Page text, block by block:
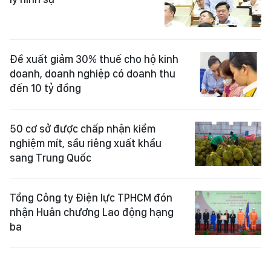
Đề xuất giảm 30% thuế cho hộ kinh
doanh, doanh nghiệp có doanh thu
đến 10 tỷ đồng
50 cơ sở được chấp nhận kiểm
nghiệm mít, sầu riêng xuất khẩu
sang Trung Quốc
Tổng Công ty Điện lực TPHCM đón
nhận Huân chương Lao động hạng
ba